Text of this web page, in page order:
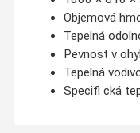
Objemová
Tepelná
Pevnost v
Tepelná
Specifi cká